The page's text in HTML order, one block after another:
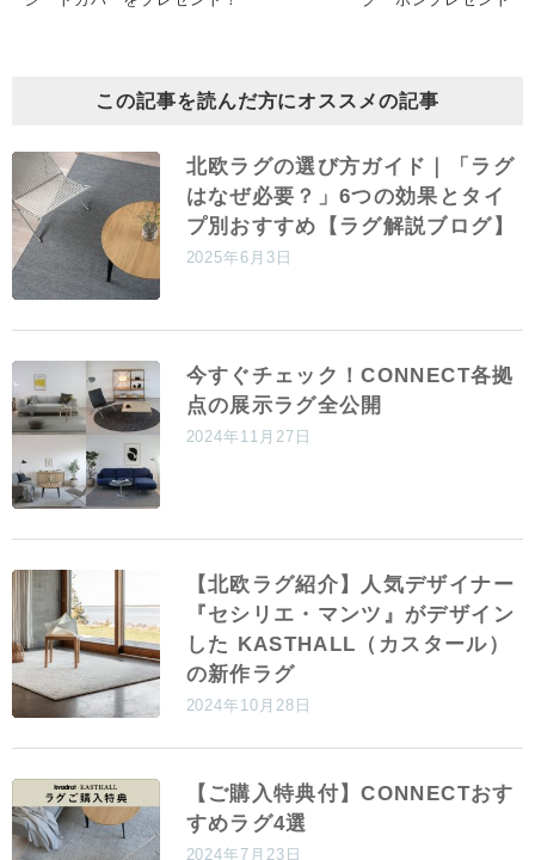
この記事を読んだ方にオススメの記事
北欧ラグの選び方ガイド｜「ラグ
はなぜ必要？」6つの効果とタイ
プ別おすすめ【ラグ解説ブログ】
2025年6月3日
今すぐチェック！CONNECT各拠
点の展示ラグ全公開
2024年11月27日
【北欧ラグ紹介】人気デザイナー
『セシリエ・マンツ』がデザイン
した KASTHALL（カスタール）
の新作ラグ
2024年10月28日
【ご購入特典付】CONNECTおす
すめラグ4選
2024年7月23日